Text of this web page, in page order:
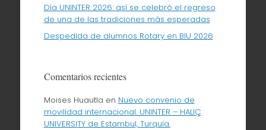
Día UNINTER 2026: así se celebró el regreso
de una de las tradiciones más esperadas
Despedida de alumnos Rotary en BIU 2026
Comentarios recientes
Moises Huautla en Nuevo convenio de
movilidad internacional. UNINTER – HALIÇ
UNIVERSITY de Estambul, Turquía.